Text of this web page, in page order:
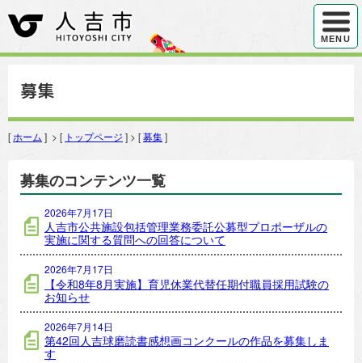
ハンバ
MENU
募集
[ ホーム ] > [ トップページ ] > [募集]
募集のコンテンツ一覧
2026年7月17日
人吉市公共施設包括管理業務委託公募型プロポーザルの
実施に関する質問への回答について
2026年7月17日
【令和8年8月実施】育児休業代替任期付職員採用試験の
お知らせ
2026年7月14日
第42回人吉球磨読書感想画コンクールの作品を募集しま
す